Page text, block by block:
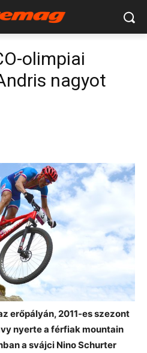
olimpiai
nagyot
erőpályán, 2011-es szezont
nyerte a férfiak mountain
a svájci Nino Schurter